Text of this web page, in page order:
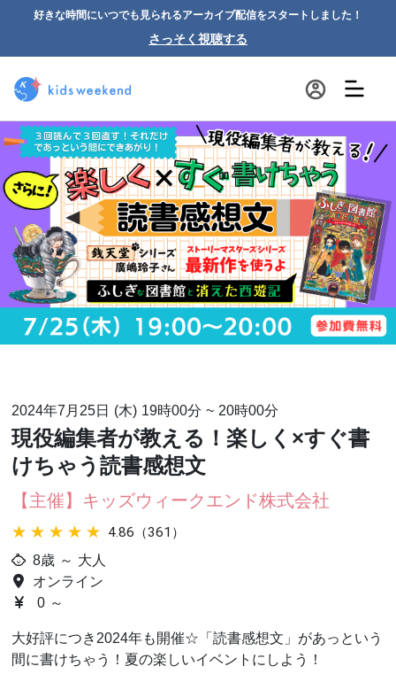
好きな時間にいつでも見られるアーカイブ配信をスタートしました！
さっそく視聴する
2024年7月25日 (木) 19時00分 ~20時00分
現役編集者が教える！楽しく×すぐ書
けちゃう読書感想文
【主催】キッズウィークエンド株式会社
★★★★★
★★★★★ 4.86（361）
8歳 ～ 大人
オンライン
0 ～
大好評につき2024年も開催☆「読書感想文」があっという
間に書けちゃう！夏の楽しいイベントにしよう！